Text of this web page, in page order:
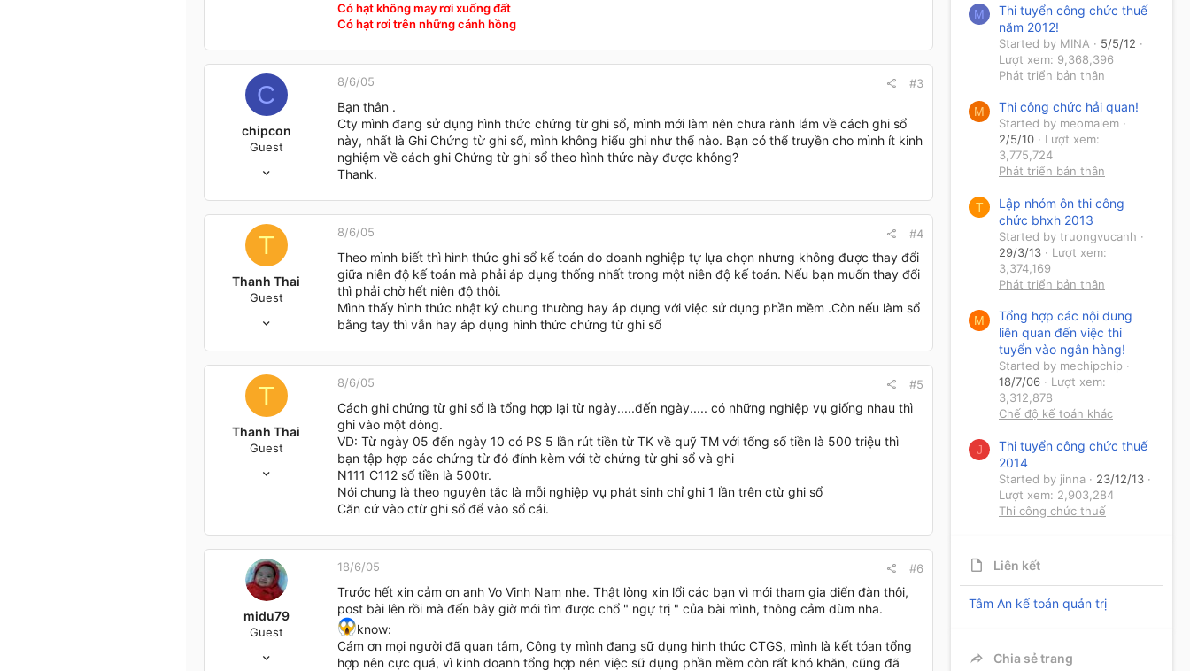
Có hạt không may rơi xuống đất
Có hạt rơi trên những cánh hồng
C
chipcon
Guest
0
Hà Nội
8/6/05 #3
Bạn thân .
Cty mình đang sử dụng hình thức chứng từ ghi sổ, mình mới làm nên chưa rành lắm về cách ghi sổ
này, nhất là Ghi Chứng từ ghi sổ, mình không hiểu ghi như thế nào. Bạn có thể truyền cho mình ít kinh
nghiệm về cách ghi Chứng từ ghi sổ theo hình thức này được không?
Thank.
T
Thanh Thai
Guest
0
Ha Noi
8/6/05 #4
Theo mình biết thì hình thức ghi sổ kế toán do doanh nghiệp tự lựa chọn nhưng không được thay đổi
giữa niên độ kế toán mà phải áp dụng thống nhất trong một niên độ kế toán. Nếu bạn muốn thay đổi
thì phải chờ hết niên độ thôi.
Mình thấy hình thức nhật ký chung thường hay áp dụng với việc sử dụng phần mềm .Còn nếu làm sổ
bằng tay thì vẫn hay áp dụng hình thức chứng từ ghi sổ
T
Thanh Thai
Guest
Ha Noi
8/6/05 #5
Cách ghi chứng từ ghi sổ là tổng hợp lại từ ngày.....đến ngày..... có những nghiệp vụ giống nhau thì
ghi vào một dòng.
VD: Từ ngày 05 đến ngày 10 có PS 5 lần rút tiền từ TK về quỹ TM với tổng số tiền là 500 triệu thì
bạn tập hợp các chứng từ đó đính kèm với tờ chứng từ ghi sổ và ghi
N111 C112 số tiền là 500tr.
Nói chung là theo nguyên tắc là mỗi nghiệp vụ phát sinh chỉ ghi 1 lần trên ctừ ghi sổ
Căn cứ vào ctừ ghi sổ để vào sổ cái.
midu79
Guest
18/6/05 #6
Trước hết xin cảm ơn anh Vo Vinh Nam nhe. Thật lòng xin lổi các bạn vì mới tham gia diển đàn thôi,
post bài lên rồi mà đến bây giờ mới tìm được chổ " ngự trị " của bài mình, thông cảm dùm nha.
know:
Cám ơn mọi người đã quan tâm, Công ty mình đang sữ dụng hình thức CTGS, mình là kết tóan tổng
hợp nên cực quá, vì kinh doanh tổng hợp nên việc sữ dụng phần mềm còn rất khó khăn, cũng đã
M
Thi tuyển công chức thuế
năm 2012!
Started by MINA
5/5/12
Lượt xem: 9,368,396
Phát triển bản thân
M Thi công chức hải quan!
Started by meomalem
2/5/10
Lượt xem:
3,775,724
Phát triển bản thân
T
Lập nhóm ôn thi công
chức bhxh 2013
Started by truongvucanh
29/3/13
Lượt xem:
3,374,169
Phát triển bản thân
M
Tổng hợp các nội dung
liên quan đến việc thi
tuyển vào ngân hàng!
Started by mechipchip
18/7/06
Lượt xem:
3,312,878
Chế độ kế toán khác
J
Thi tuyển công chức thuế
2014
Started by jinna
23/12/13
Lượt xem: 2,903,284
Thi công chức thuế
Liên kết
Tâm An kế toán quản trị
Chia sẻ trang